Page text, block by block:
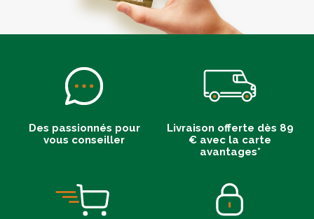
Des passionnés pour
vous conseiller
Livraison offerte dès 89
€ avec la carte
avantages*